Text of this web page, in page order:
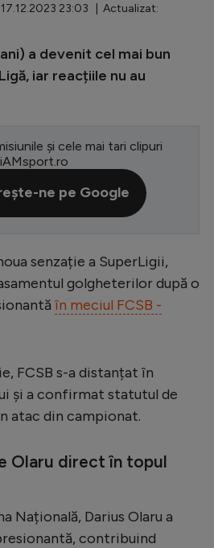
League
fotbalului
23:03 | Actualizat:
a devenit cel mai bun
iar reacțiile nu au
și cele mai tari clipuri
iAMsport.ro
ne pe Google
senzație a SuperLigii,
golgheterilor după o
în meciul FCSB -
FCSB s-a distanțat în
și a confirmat statutul de
atac din campionat.
Olaru direct în topul
Națională, Darius Olaru a
contribuind